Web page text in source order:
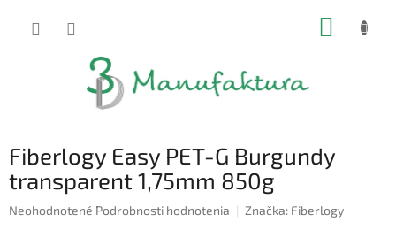
Fiberlogy Easy PET-G Burgundy
transparent 1,75mm 850g
Priemerné
Neohodnotené Podrobnosti hodnotenia Značka: Fiberlogy